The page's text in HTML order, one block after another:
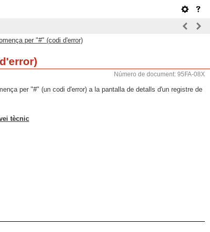
per "#" (codi d'error)
Número de document: 95FA-08X
per "#" (un codi d'error) a la pantalla de detalls d'un registre de
tècnic